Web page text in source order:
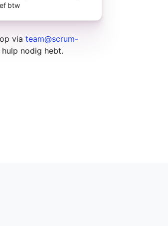
btw
via team@scrum-
hulp nodig hebt.